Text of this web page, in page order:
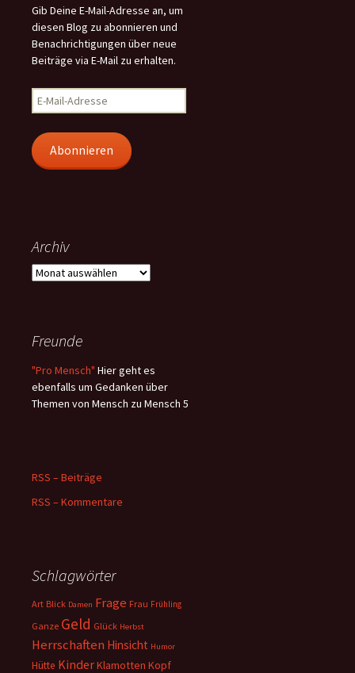
Gib Deine E-Mail-Adresse an, um
diesen Blog zu abonnieren und
Benachrichtigungen über neue
Beiträge via E-Mail zu erhalten.
E-
Mail-
Abonnieren
Archiv
Archiv
Freunde
"Pro Mensch" Hier geht es
ebenfalls um Gedanken über
Themen von Mensch zu Mensch 5
RSS – Beiträge
RSS – Kommentare
Schlagwörter
Art Blick Damen Frage Frau Frühling
Ganze Geld Glück Herbst
Herrschaften Hinsicht Humor
Hütte KinderKlamotten Kopf